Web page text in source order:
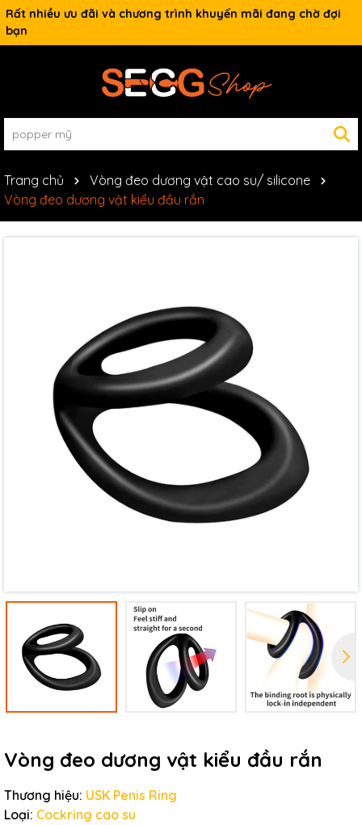
Rất nhiều ưu đãi và chương trình khuyến mãi đang chờ đợi
bạn
Trang chủ
Vòng đeo dương vật cao su/ silicone
Vòng đeo dương vật kiểu đầu rắn
Vòng đeo dương vật kiểu đầu rắn
Thương hiệu: USK Penis Ring
Loại: Cockring cao su